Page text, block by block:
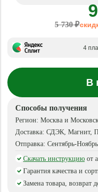
5 730 ₽
4
В
Способы получения
Регион: Москва и
Доставка: СДЭК, Магнит,
Отправка: Сентябрь-
Скачать инструкцию от
Гарантия качества и
Замена товара, возврат